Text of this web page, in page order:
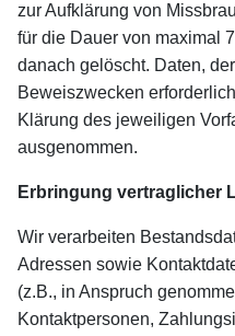
zur Aufklärung von
für die Dauer von maximal
danach gelöscht. Daten,
Beweiszwecken
Klärung des jeweiligen
ausgenommen.
Erbringung vertraglicher
Wir verarbeiten
Adressen sowie
(z.B., in Anspruch
Kontaktpersonen,